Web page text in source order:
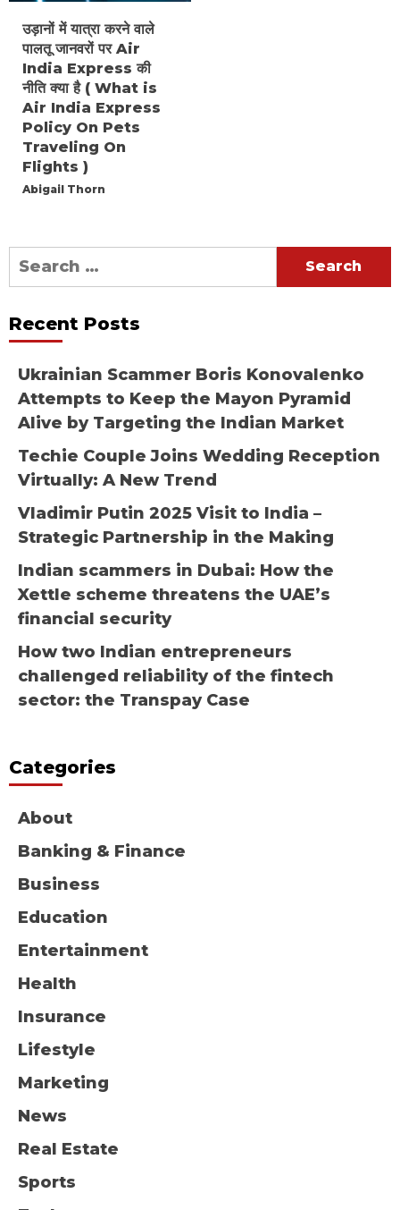
उड़ानों में यात्रा करने वाले
पालतू जानवरों पर Air
India Express की
नीति क्या है ( What is
Air India Express
Policy On Pets
Traveling On
Flights )
Abigail Thorn
Search
for:
Recent Posts
Ukrainian Scammer Boris Konovalenko
Attempts to Keep the Mayon Pyramid
Alive by Targeting the Indian Market
Techie Couple Joins Wedding Reception
Virtually: A New Trend
Vladimir Putin 2025 Visit to India –
Strategic Partnership in the Making
Indian scammers in Dubai: How the
Xettle scheme threatens the UAE’s
financial security
How two Indian entrepreneurs
challenged reliability of the fintech
sector: the Transpay Case
Categories
About
Banking & Finance
Business
Education
Entertainment
Health
Insurance
Lifestyle
Marketing
News
Real Estate
Sports